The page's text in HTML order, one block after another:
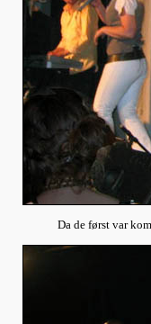
Da de først var